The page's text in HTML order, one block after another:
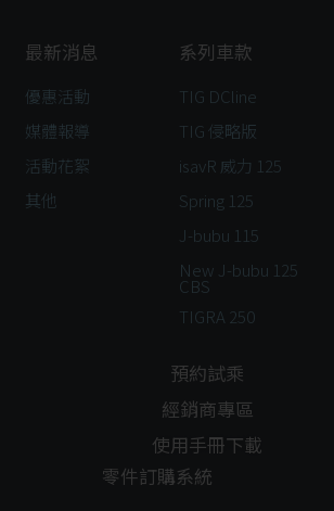
最新消息
優惠活動
媒體報導
活動花絮
其他
系列車款
TIG DCline
TIG 侵略版
isavR 威力 125
Spring 125
J-bubu 115
New J-bubu 125
CBS
TIGRA 250
預約試乘
經銷商專區
使用手冊下載
零件訂購系統